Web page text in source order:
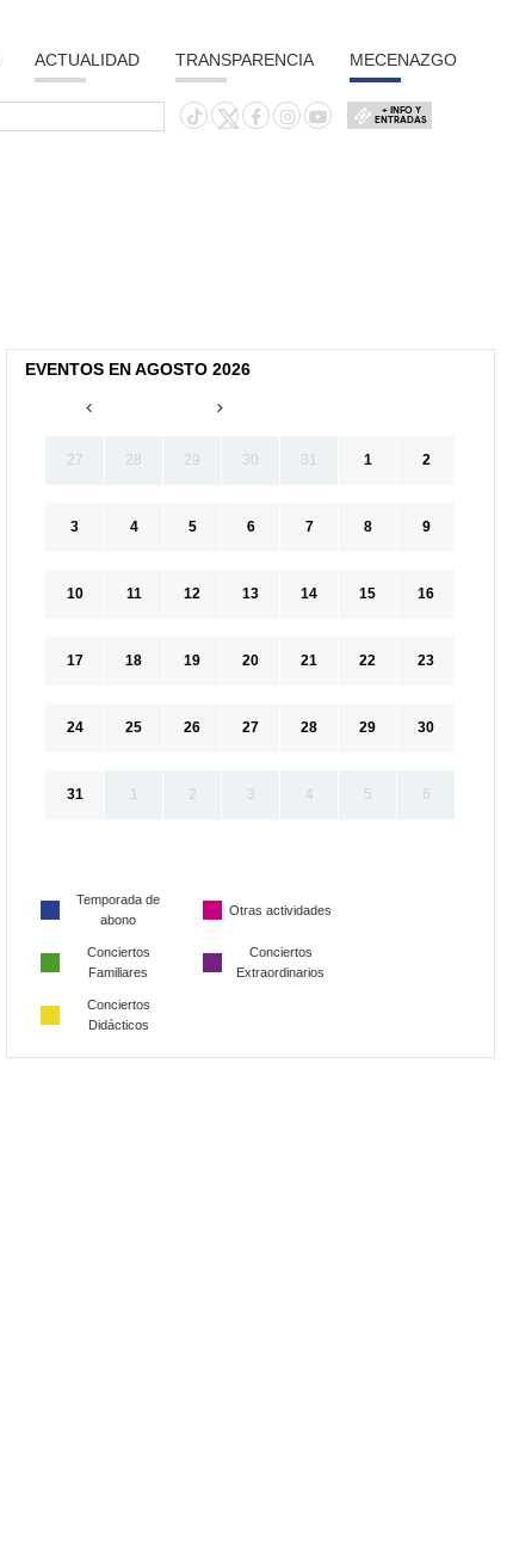
ACTUALIDAD TRANSPARENCIA MECENAZGO
+ INFO Y
ENTRADAS
EVENTOS EN AGOSTO 2026
27 28 29 30 31 1 2
3 4 5 6 7 8 9
10 11 12 13 14 15 16
17 18 19 20 21 22 23
24 25 26 27 28 29 30
31 1 2 3 4 5 6
Temporada de
abono
Otras actividades
Conciertos
Familiares
Conciertos
Extraordinarios
Conciertos
Didácticos